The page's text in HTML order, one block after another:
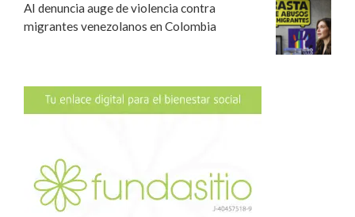
AI denuncia auge de violencia contra
migrantes venezolanos en Colombia